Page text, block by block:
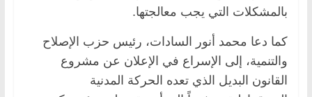
بالمشكلات التي يجب معالجتها.
كما دعا محمد أنور السادات، رئيس حزب الإصلاح
والتنمية، إلى الإسراع في الإعلان عن مشروع
القانون البديل الذي تعده الحركة المدنية